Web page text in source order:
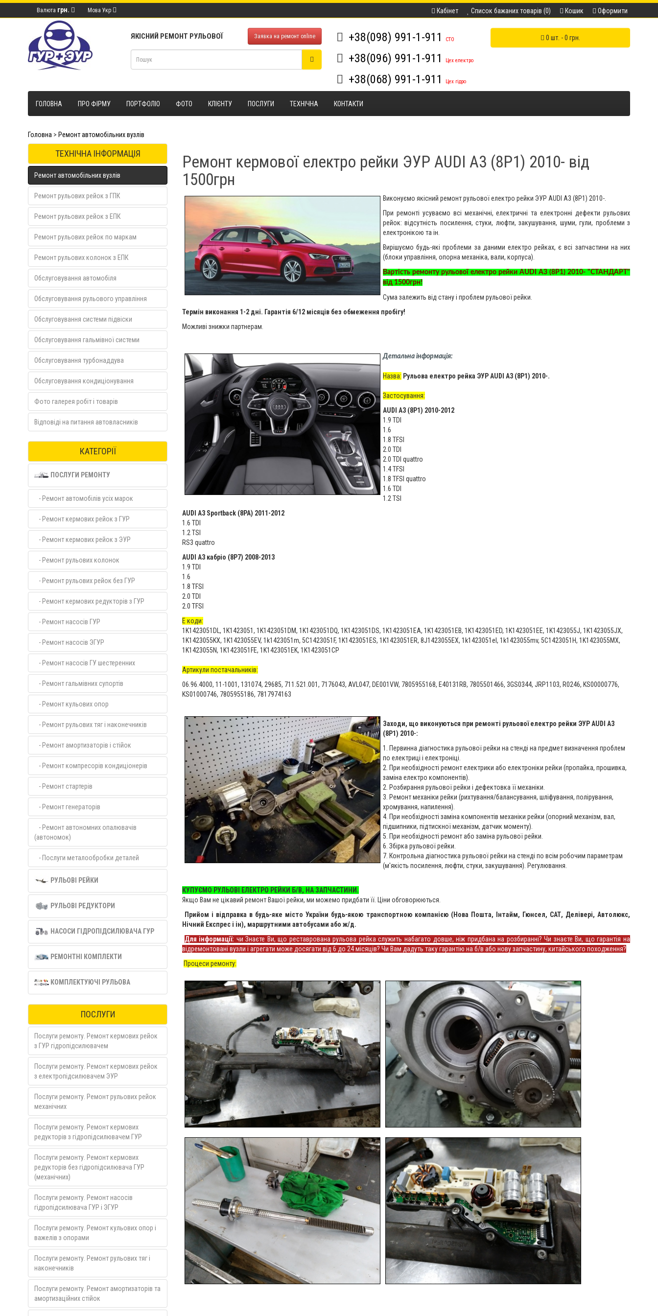
Валюта грн. Мова Укр Кабінет Список бажаних товарів (0) Кошик Оформити
ЯКІСНИЙ РЕМОНТ РУЛЬОВОЇ Заявка на ремонт online +38(098) 991-1-911 СТО
+38(096) 991-1-911 Цех електро
+38(068) 991-1-911 Цех гідро
0 шт. - 0 грн.
ГОЛОВНА ПРО ФІРМУ ПОРТФОЛІО ФОТО КЛІЄНТУ ПОСЛУГИ ТЕХНІЧНА КОНТАКТИ
Головна > Ремонт автомобільних вузлів
ТЕХНІЧНА ІНФОРМАЦІЯ
Ремонт автомобільних вузлів
Ремонт рульових рейок з ГПК
Ремонт рульових рейок з ЕПК
Ремонт рульових рейок по маркам
Ремонт рульових колонок з ЕПК
Обслуговування автомобіля
Обслуговування рульового управління
Обслуговування системи підвіски
Обслуговування гальмівної системи
Обслуговування турбонаддува
Обслуговування кондиціонування
Фото галерея робіт і товарів
Відповіді на питання автовласників
КАТЕГОРІЇ
ПОСЛУГИ РЕМОНТУ
- Ремонт автомобілів усіх марок
- Ремонт кермових рейок з ГУР
- Ремонт кермових рейок з ЭУР
- Ремонт рульових колонок
- Ремонт рульових рейок без ГУР
- Ремонт кермових редукторів з ГУР
- Ремонт насосів ГУР
- Ремонт насосів ЭГУР
- Ремонт насосів ГУ шестеренних
- Ремонт гальмівних супортів
- Ремонт кульових опор
- Ремонт рульових тяг і наконечників
- Ремонт амортизаторів і стійок
- Ремонт компресорів кондиціонерів
- Ремонт стартерів
- Ремонт генераторів
- Ремонт автономних опалювачів
(автономок)
- Послуги металообробки деталей
РУЛЬОВІ РЕЙКИ
РУЛЬОВІ РЕДУКТОРИ
НАСОСИ ГІДРОПІДСИЛЮВАЧА ГУР
РЕМОНТНІ КОМПЛЕКТИ
КОМПЛЕКТУЮЧІ РУЛЬОВА
ПОСЛУГИ
Послуги ремонту. Ремонт кермових рейок
з ГУР гідропідсилювачем
Послуги ремонту. Ремонт кермових рейок
з електропідсилювачем ЭУР
Послуги ремонту. Ремонт рульових рейок
механічних
Послуги ремонту. Ремонт кермових
редукторів з гідропідсилювачем ГУР
Послуги ремонту. Ремонт кермових
редукторів без гідропідсилювача ГУР
(механічних)
Послуги ремонту. Ремонт насосів
гідропідсилювача ГУР і ЭГУР
Послуги ремонту. Ремонт кульових опор і
важелів з опорами
Послуги ремонту. Ремонт рульових тяг і
наконечників
Послуги ремонту. Ремонт амортизаторів та
амортизаційних стійок
Ремонт кермової електро рейки ЭУР AUDI A3 (8P1) 2010- від
1500грн
Виконуємо якісний ремонт рульової електро рейки ЭУР AUDI A3 (8P1) 2010-
При ремонті усуваємо всі механічні, електричні та електронні дефекти рульових
рейок: відсутність посилення, стуки, люфти, закушування, шуми, гули, проблеми з
електронікою та ін.
Вирішуємо будь-які проблеми за даними електро рейках, є всі запчастини на них
(блоки управління, опорна механіка, вали, корпуса).
Вартість ремонту рульової електро рейки AUDI A3 (8P1) 2010- "СТАНДАРТ"
від 1500грн!
Сума залежить від стану і проблем рульової рейки.
Термін виконання 1-2 дні. Гарантія 6/12 місяців без обмеження пробігу!
Можливі знижки партнерам.
Детальна інформація:
Назва: Рульова електро рейка ЭУР AUDI A3 (8P1) 2010-.
Застосування:
AUDI A3 (8P1) 2010-2012
1.9 TDI
1.6
1.8 TFSI
2.0 TDI
2.0 TDI quattro
1.4 TFSI
1.8 TFSI quattro
1.6 TDI
1.2 TSI
AUDI A3 Sportback (8PA) 2011-2012
1.6 TDI
1.2 TSI
RS3 quattro
AUDI A3 кабріо (8P7) 2008-2013
1.9 TDI
1.6
1.8 TFSI
2.0 TDI
2.0 TFSI
Е коди:
1K1423051DL, 1K1423051, 1K1423051DM, 1K1423051DQ, 1K1423051DS, 1K1423051EA, 1K1423051EB, 1K1423051ED, 1K1423051EE, 1K1423055J, 1K1423055JX,
1K1423055KX, 1K1423055EV, 1k1423051m, 5C1423051F, 1K1423051ES, 1K1423051ER, 8J1423055EX, 1k1423051el, 1k1423055mv, 5C1423051H, 1K1423055MX,
1K1423055N, 1K1423051FE, 1K1423051EK, 1K1423051CP
Артикули постачальників:
06.96.4000, 11-1001, 131074, 29685, 711.521.001, 7176043, AVL047, DE001VW, 7805955168, E40131RB, 7805501466, 3GS0344, JRP1103, R0246, KS00000776,
KS01000746, 7805955186, 7817974163
Заходи, що виконуються при ремонті рульової електро рейки ЭУР AUDI A3
(8P1) 2010-:
1. Первинна діагностика рульової рейки на стенді на предмет визначення проблем
по електриці і електроніці.
2. При необхідності ремонт електрики або електроніки рейки (пропайка, прошивка,
заміна електро компонентів).
2. Розбирання рульової рейки і дефектовка її механіки.
3. Ремонт механіки рейки (рихтування/балансування, шліфування, полірування,
хромування, напилення).
4. При необхідності заміна компонентів механіки рейки (опорний механізм, вал,
підшипники, підтискної механізм, датчик моменту).
5. При необхідності ремонт або заміна рульової рейки.
6. Збірка рульової рейки.
7. Контрольна діагностика рульової рейки на стенді по всім робочим параметрам
(м'якість посилення, люфти, стуки, закушування). Регулювання.
КУПУЄМО РУЛЬОВІ ЕЛЕКТРО РЕЙКИ Б/В, НА ЗАПЧАСТИНИ.
Якщо Вам не цікавий ремонт Вашої рейки, ми можемо придбати її. Ціни обговорюються.
Прийом і відправка в будь-яке місто України будь-якою транспортною компанією (Нова Пошта, Інтайм, Гюнсел, САТ, Делівері, Автолюкс,
Нічний Експрес і ін), маршрутними автобусами або ж/д.
Для інформації: чи Знаєте Ви, що реставрована рульова рейка служить набагато довше, ніж придбана на розбиранні? Чи знаєте Ви, що гарантія на
відремонтовані вузли і агрегати може досягати від 6 до 24 місяців? Чи Вам дадуть таку гарантію на б/в або нову запчастину, китайського походження?
Процеси ремонту: